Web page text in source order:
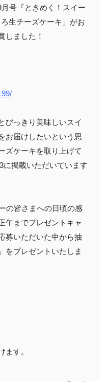
会社概要
お問い合わせ
号『ときめく！スイー
生チーズケーキ」がお
しました！
びっきり美味しいスイ
お届けしたいという思
ズケーキを取り上げて
に掲載いただいています
の皆さまへの日頃の感
午までプレゼントキャ
募いただいた中から抽
をプレゼント いたしま
ます。